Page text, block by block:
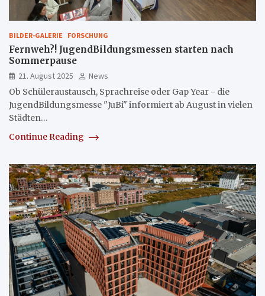
BILDER-GALERIE FORSCHUNG
Fernweh?! JugendBildungsmessen starten nach
Sommerpause
21. August 2025
News
Ob Schüleraustausch, Sprachreise oder Gap Year - die
JugendBildungsmesse "JuBi" informiert ab August in vielen
Städten…
Continue Reading